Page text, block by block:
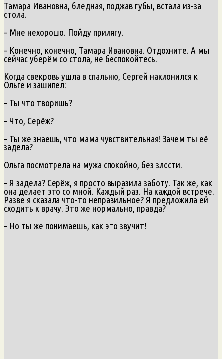
Тамара Ивановна, бледная, поджав губы, встала из-за
стола.
– Мне нехорошо. Пойду прилягу.
– Конечно, конечно, Тамара Ивановна. Отдохните. А мы
сейчас уберём со стола, не беспокойтесь.
Когда свекровь ушла в спальню, Сергей наклонился к
Ольге и зашипел:
– Ты что творишь?
– Что, Серёж?
– Ты же знаешь, что мама чувствительная! Зачем ты её
задела?
Ольга посмотрела на мужа спокойно, без злости.
– Я задела? Серёж, я просто выразила заботу. Так же, как
она делает это со мной. Каждый раз. На каждой встрече.
Разве я сказала что-то неправильное? Я предложила ей
сходить к врачу. Это же нормально, правда?
– Но ты же понимаешь, как это звучит!